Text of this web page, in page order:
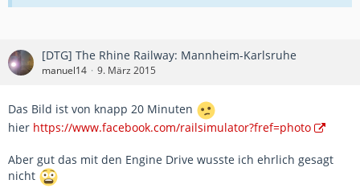
[DTG] The Rhine Railway: Mannheim-Karlsruhe
manuel14 9. März 2015
Das Bild ist von knapp 20 Minuten
hier https://www.facebook.com/railsimulator?fref=photo
Aber gut das mit den Engine Drive wusste ich ehrlich gesagt
nicht